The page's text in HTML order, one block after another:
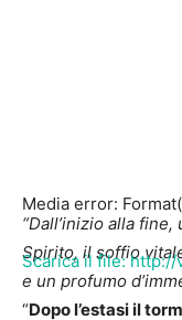
Media error:
Scarica il file:
“Dall’inizio alla
Spirito, il soffio
e un profumo
“Dopo l’estasi il